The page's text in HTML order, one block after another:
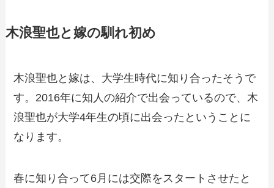
木浪聖也と嫁の馴れ初め
木浪聖也と嫁は、大学生時代に知り合ったそうで
す。2016年に知人の紹介で出会っているので、木
浪聖也が大学4年生の頃に出会ったということに
なります。
春に知り合って6月には交際をスタートさせたと